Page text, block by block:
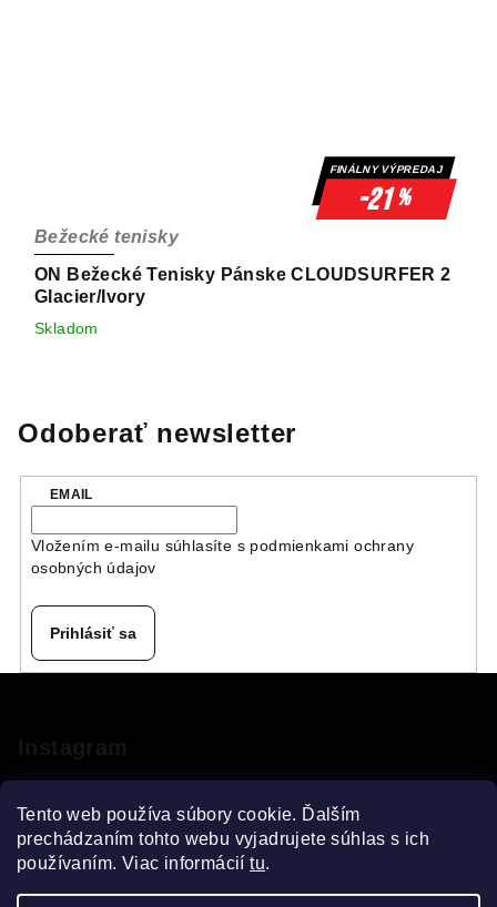
Tento web používa súbory cookie. Ďalším
prechádzaním tohto webu vyjadrujete súhlas s ich
používaním. Viac informáciítu.
FINÁLNY VÝPREDAJ
-21%
ON Bežecké Tenisky Pánske CLOUDSURFER 2
Glacier/Ivory
Bežecké tenisky
Skladom
Odoberať newsletter
EMAIL
Vložením e-mailu súhlasíte s podmienkami ochrany
osobných údajov
Prihlásiť sa
ä
Sledovať na Instagrame